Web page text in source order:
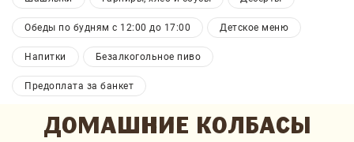
Обеды по будням с 12:00 до 17:00 Детское меню
Напитки Безалкогольное пиво
Предоплата за банкет
ДОМАШНИЕ КОЛБАСЫ